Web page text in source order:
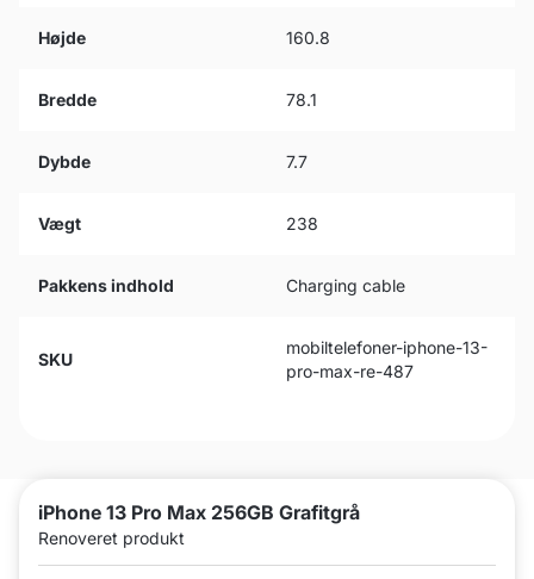
iPhone 13 Pro Max 256GB Grafitgrå
Renoveret produkt
Højde 160.8
Bredde 78.1
Dybde 7.7
Vægt 238
Pakkens indhold Charging cable
SKU
mobiltelefoner-iphone-13-
pro-max-re-487